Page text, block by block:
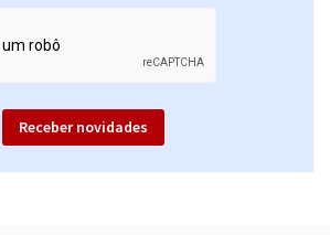
Receber novidades